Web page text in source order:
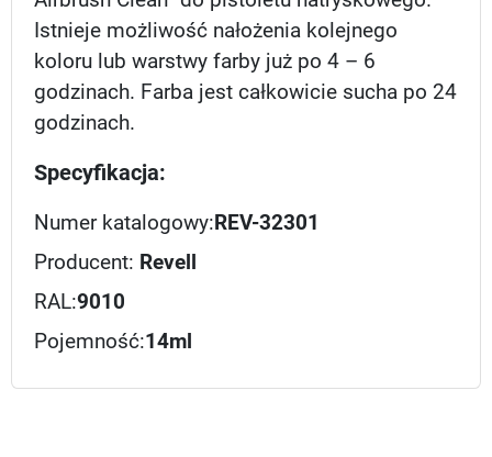
Istnieje możliwość nałożenia kolejnego
koloru lub warstwy farby już po 4 – 6
godzinach. Farba jest całkowicie sucha po 24
godzinach.
Specyfikacja:
Numer katalogowy: REV-32301
Producent: Revell
RAL:9010
Pojemność:14ml